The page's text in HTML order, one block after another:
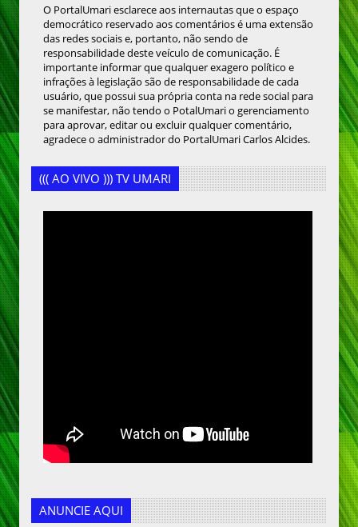
O PortalUmari esclarece aos internautas que o espaço
democrático reservado aos comentários é uma extensão
das redes sociais e, portanto, não sendo de
responsabilidade deste veículo de comunicação. É
importante informar que qualquer exagero político e
infrações à legislação são de responsabilidade de cada
usuário, que possui sua própria conta na rede social para
se manifestar, não tendo o PotalUmari o gerenciamento
para aprovar, editar ou excluir qualquer comentário,
agradece o administrador do PortalUmari Carlos Alcides.
((( AO VIVO ))) TV UMARI
ANUNCIE AQUI